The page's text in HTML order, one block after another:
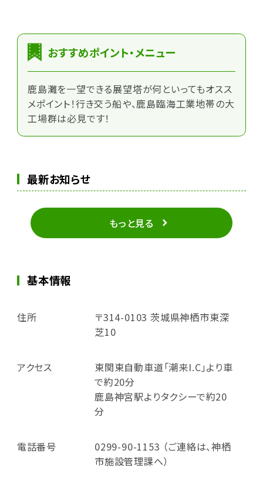
おすすめポイント・メニュー
鹿島灘を一望できる展望塔が何といってもオスス
メポイント！行き交う船や、鹿島臨海工業地帯の大
工場群は必見です！
最新お知らせ
もっと見る
基本情報
住所
〒314-0103 茨城県神栖市東深
芝10
アクセス
東関東自動車道「潮来I.C」より車
で約20分
鹿島神宮駅よりタクシーで約20
分
電話番号
0299-90-1153 （ご連絡は、神栖
市施設管理課へ）